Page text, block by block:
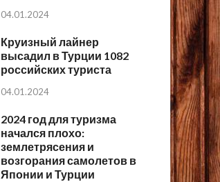
04.01.2024
Круизный лайнер
высадил в Турции 1082
российских туриста
04.01.2024
2024 год для туризма
начался плохо:
землетрясения и
возгорания самолетов в
Японии и Турции